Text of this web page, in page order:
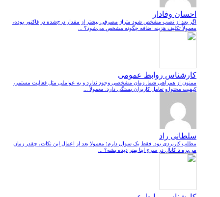
احسان وفادار
اگر بعد از نصب مشخص شود متراژ مصرفی بیشتر از مقدار درج‌شده در فاکتور بوده،
معمولاً تکلیف هزینه اضافه چگونه مشخص می‌شود؟ ...
کارشناس روابط عمومی
ممنون از همراهی شما. زمان مشخصی وجود ندارد و به عواملی مثل فعالیت مستمر،
کیفیت محتوا و تعامل کاربران بستگی دارد. معمولاً ...
سلطانی راد
مطلب کاربردی بود. فقط یک سوال دارم؛ معمولا بعد از اعمال این نکات، چقدر زمان
می‌بره تا کانال در سرچ ایتا بهتر دیده بشه؟ ...